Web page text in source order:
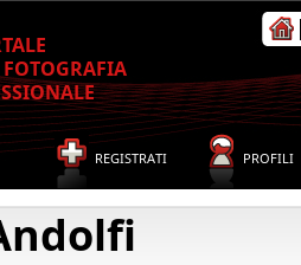
REGISTRATI PROFILI